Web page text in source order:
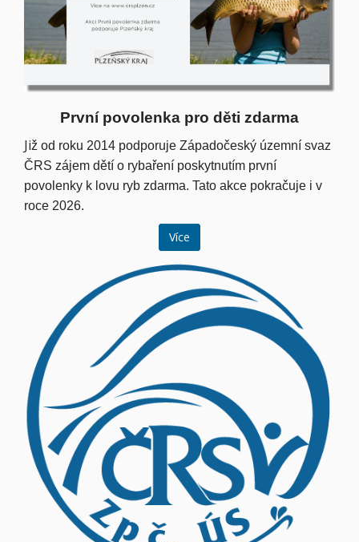
První povolenka pro děti zdarma
Již od roku 2014 podporuje Západočeský územní svaz
ČRS zájem dětí o rybaření poskytnutím první
povolenky k lovu ryb zdarma. Tato akce pokračuje i v
roce 2026.
Více